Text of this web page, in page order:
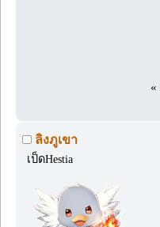
«
ลิงภูเขา
เป็ดHestia